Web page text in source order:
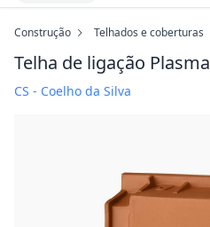
Construção Telhados e coberturas
Telha de ligação Plasma
CS - Coelho da Silva